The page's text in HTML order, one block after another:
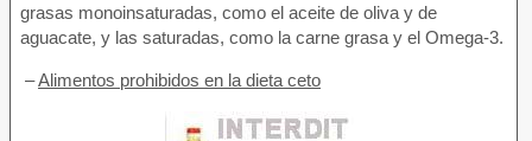
grasas monoinsaturadas, como el aceite de oliva y de
aguacate, y las saturadas, como la carne grasa y el Omega-3.
–Alimentos prohibidos en la dieta ceto